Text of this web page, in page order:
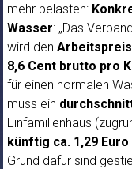
mehr belasten:
Wasser: „Das
wird den
8,6 Cent brutto pro
für einen normalen
muss ein
Einfamilienhaus
künftig ca. 1,29
Grund dafür sind